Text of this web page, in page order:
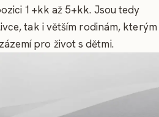
1+kk až 5+kk. Jsou tedy
tak i větším rodinám, kterým
pro život s dětmi.